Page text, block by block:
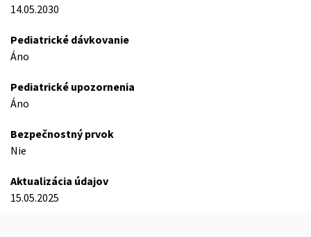
14.05.2030
Pediatrické dávkovanie
Áno
Pediatrické upozornenia
Áno
Bezpečnostný prvok
Nie
Aktualizácia údajov
15.05.2025